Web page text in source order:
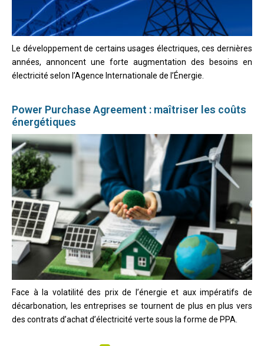
Le développement de certains usages électriques, ces dernières
années, annoncent une forte augmentation des besoins en
électricité selon l’Agence Internationale de l’Énergie.
Power Purchase Agreement : maîtriser les coûts
énergétiques
Face à la volatilité des prix de l’énergie et aux impératifs de
décarbonation, les entreprises se tournent de plus en plus vers
des contrats d’achat d’électricité verte sous la forme de PPA.